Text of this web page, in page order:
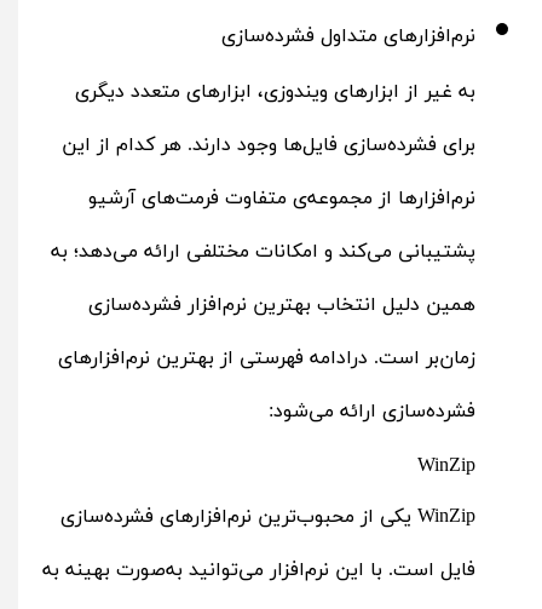
نرم‌افزارهای متداول فشرده‌سازی
به غیر از ابزارهای ویندوزی، ابزارهای متعدد دیگری
برای فشرده‌سازی فایل‌ها وجود دارند. هر کدام از این
نرم‌افزارها از مجموعه‌ی متفاوت فرمت‌های آرشیو
پشتیبانی می‌کند و امکانات مختلفی ارائه می‌دهد؛ به
همین دلیل انتخاب بهترین نرم‌افزار فشرده‌سازی
زمان‌بر است. درادامه فهرستی از بهترین نرم‌افزارهای
فشرده‌سازی ارائه می‌شود:
WinZip
WinZip یکی از محبوب‌ترین نرم‌افزارهای فشرده‌سازی
فایل است. با این نرم‌افزار می‌توانید به‌صورت بهینه به